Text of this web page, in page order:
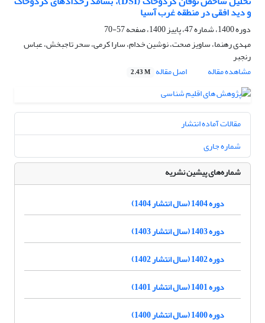
و دید افقی در منطقه غرب آسیا
دوره 1400، شماره 47، پاییز 1400، صفحه
57-70
مهدی رهنما، ساویز صحت، نوشین خدام، سارا کرمی، سحر تاجبخش، عباس
رنجبر
مشاهده مقاله
اصل مقاله 2.43 M
مقالات آماده انتشار
شماره جاری
شماره‌های پیشین نشریه
دوره 1404 (سال انتشار 1404)
دوره 1403 (سال انتشار 1403)
دوره 1402 (سال انتشار 1402)
دوره 1401 (سال انتشار 1401)
دوره 1400 (سال انتشار 1400)